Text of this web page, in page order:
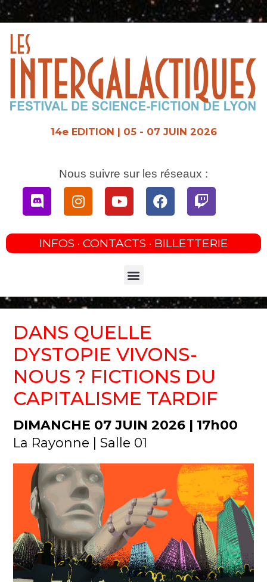
Aller
au
14e EDITION | 05 - 07 JUIN 2026
Nous suivre sur les réseaux :
DiscordInstagramYoutubeFacebookTwitch
INFOS · CONTACTS · BILLETTERIE
Menu
DANS QUELLE
DYSTOPIE VIVONS-
NOUS ? FICTIONS DU
CAPITALISME TARDIF
DIMANCHE 07 JUIN 2026 | 17h00
La Rayonne | Salle 01